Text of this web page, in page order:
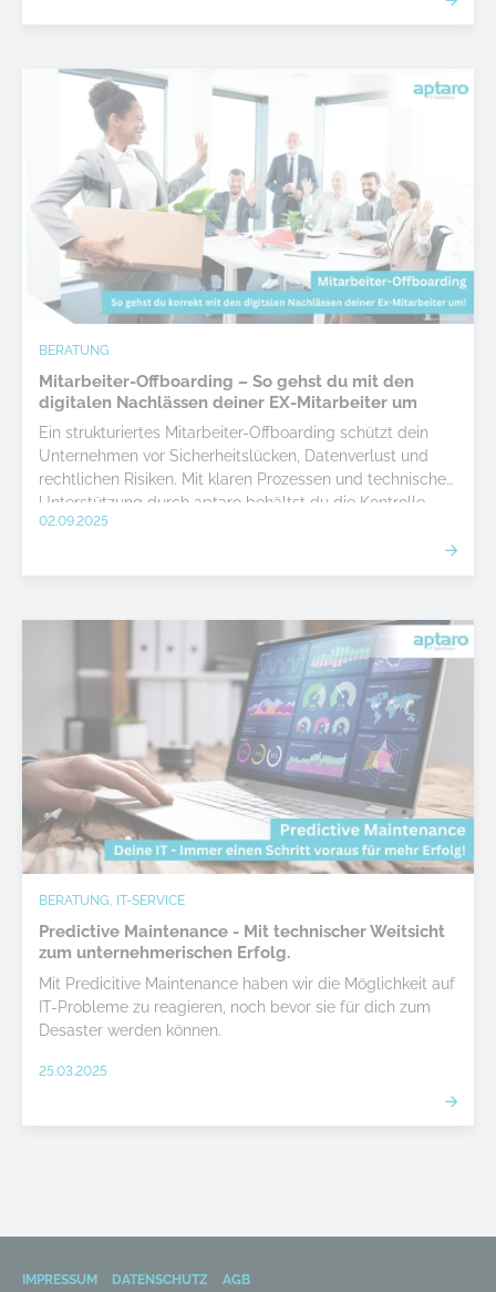
BERATUNG
Mitarbeiter-Offboarding – So gehst du mit den
digitalen Nachlässen deiner EX-Mitarbeiter um
Ein strukturiertes Mitarbeiter-Offboarding schützt dein
Unternehmen vor Sicherheitslücken, Datenverlust und
rechtlichen Risiken. Mit klaren Prozessen und technischer
Unterstützung durch aptaro behältst du die Kontrolle
über digitale Nachlässe und sorgst für einen
02.09.2025
BERATUNG, IT-SERVICE
Predictive Maintenance - Mit technischer Weitsicht
zum unternehmerischen Erfolg.
Mit Predicitive Maintenance haben wir die Möglichkeit auf
IT-Probleme zu reagieren, noch bevor sie für dich zum
Desaster werden können.
25.03.2025
IMPRESSUM DATENSCHUTZ AGB